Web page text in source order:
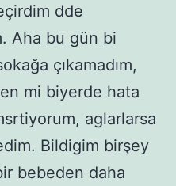
dde
Aha bu gün bi
çıkamadım,
mi biyerde hata
aglarlarsa
Bildigim birşey
bebeden daha